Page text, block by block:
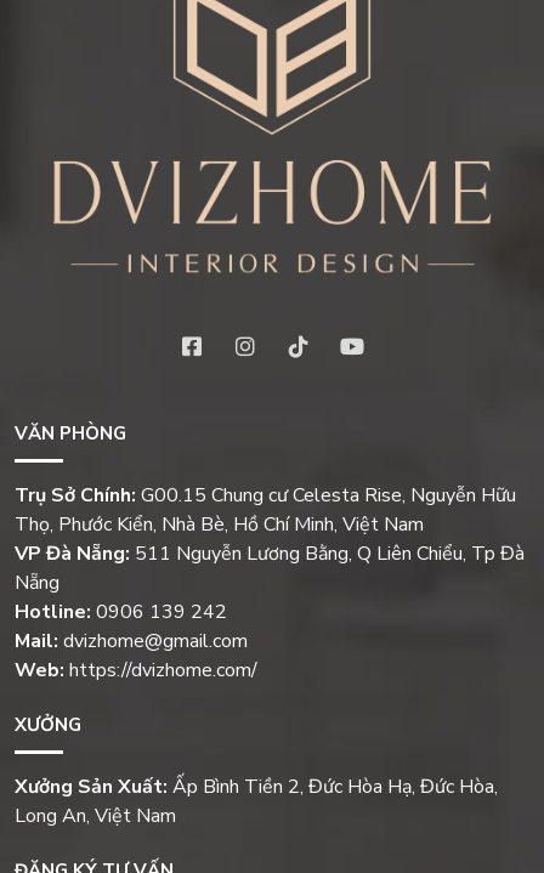
VĂN PHÒNG
Trụ Sở Chính: G00.15 Chung cư Celesta Rise, Nguyễn Hữu
Thọ, Phước Kiển, Nhà Bè, Hồ Chí Minh, Việt Nam
VP Đà Nẵng: 511 Nguyễn Lương Bằng, Q Liên Chiểu, Tp Đà
Nẵng
Hotline: 0906 139 242
Mail: dvizhome@gmail.com
Web: https://dvizhome.com/
XƯỞNG
Xưởng Sản Xuất: Ấp Bình Tiền 2, Đức Hòa Hạ, Đức Hòa,
Long An, Việt Nam